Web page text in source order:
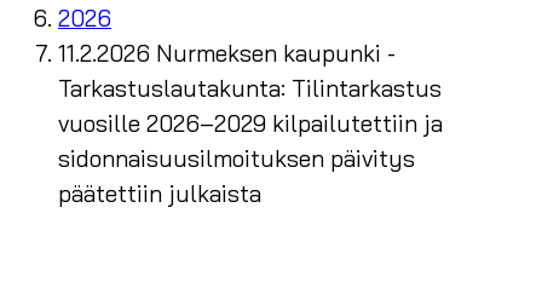
2026
11.2.2026 Nurmeksen kaupunki -
Tarkastuslautakunta: Tilintarkastus
vuosille 2026–2029 kilpailutettiin ja
sidonnaisuusilmoituksen päivitys
päätettiin julkaista